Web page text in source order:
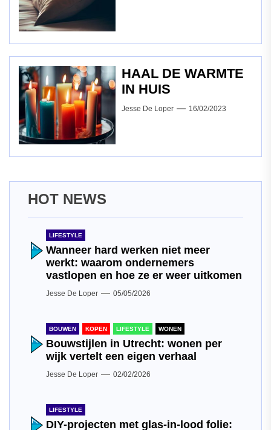
HAAL DE WARMTE
IN HUIS
Jesse De Loper 16/02/2023
HOT NEWS
LIFESTYLE
Wanneer hard werken niet meer
werkt: waarom ondernemers
vastlopen en hoe ze er weer uitkomen
Jesse De Loper 05/05/2026
BOUWEN KOPEN LIFESTYLE WONEN
Bouwstijlen in Utrecht: wonen per
wijk vertelt een eigen verhaal
Jesse De Loper 02/02/2026
LIFESTYLE
DIY-projecten met glas-in-lood folie: